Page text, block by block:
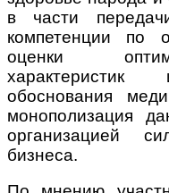
в части
компетенции по
оценки
характеристик
обоснования
монополизация
организацией
бизнеса.